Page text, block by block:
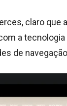
claro que
a
de